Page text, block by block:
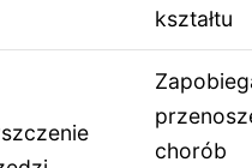
kształtu
chorób